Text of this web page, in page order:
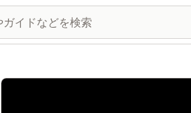
特集の画像ギャラリー